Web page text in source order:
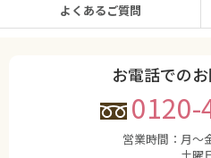
よくあるご質問
お電話での
0120-
営業時間： 月〜
土曜